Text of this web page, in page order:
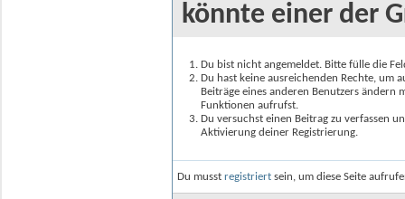
könnte einer der
Du bist nicht angemeldet. Bitte fülle die
Du hast keine ausreichenden Rechte, um
Beiträge eines anderen Benutzers
Funktionen aufrufst.
Du versuchst einen Beitrag zu verfassen
Aktivierung deiner Registrierung.
Du musst registriert sein, um diese Seite